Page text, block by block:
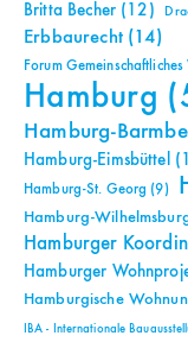
Britta Becher(12)
Erbbaurecht(14)
Forum
Hamburg
Hamburg-
Hamburg-Eimsbüttel
Hamburg-St. Georg (9)
Hamburg-
Hamburger
Hamburger
Hamburgische
IBA - Internationale